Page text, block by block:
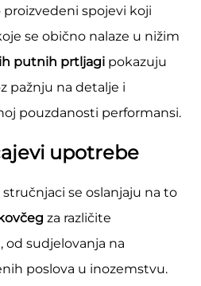
proizvedeni spojevi koji
se obično nalaze u nižim
putnih prtljagi pokazuju
pažnju na detalje i
pouzdanosti performansi.
upotrebe
se oslanjaju na to
za različite
sudjelovanja na
poslova u inozemstvu.